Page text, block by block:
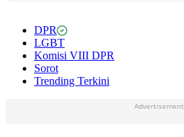
DPR
LGBT
Komisi VIII DPR
Sorot
Trending Terkini
Advertisement